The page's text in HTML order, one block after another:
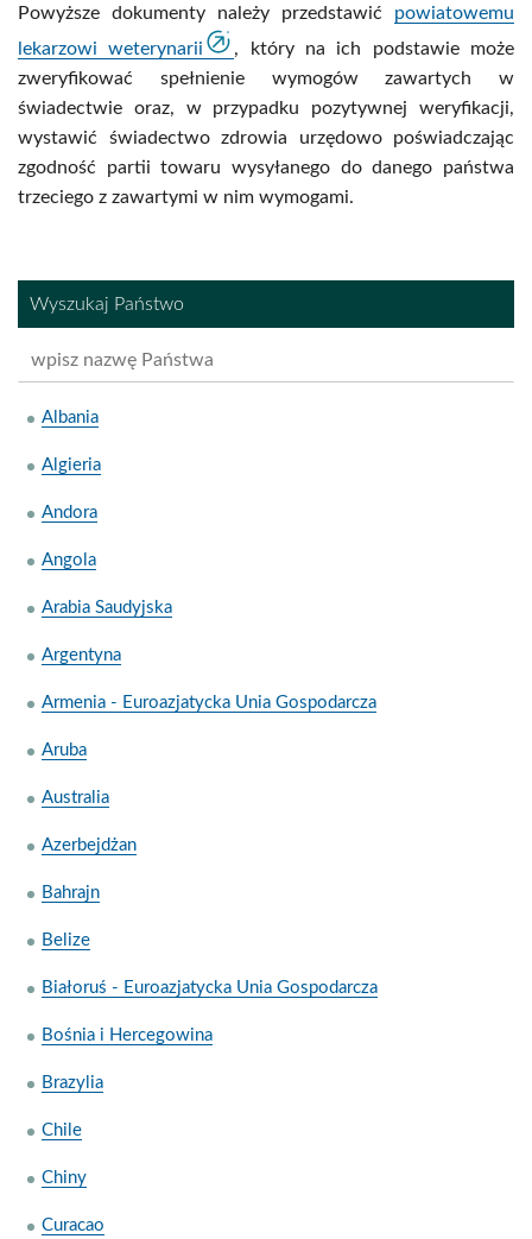
Powyższe dokumenty należy przedstawić powiatowemu
lekarzowi weterynarii
, który na ich podstawie może
zweryfikować spełnienie wymogów zawartych w
świadectwie oraz, w przypadku pozytywnej weryfikacji,
wystawić świadectwo zdrowia urzędowo poświadczając
zgodność partii towaru wysyłanego do danego państwa
trzeciego z zawartymi w nim wymogami.
Wyszukaj Państwo
Albania
Algieria
Andora
Angola
Arabia Saudyjska
Argentyna
Armenia - Euroazjatycka Unia Gospodarcza
Aruba
Australia
Azerbejdżan
Bahrajn
Belize
Białoruś - Euroazjatycka Unia Gospodarcza
Bośnia i Hercegowina
Brazylia
Chile
Chiny
Curacao